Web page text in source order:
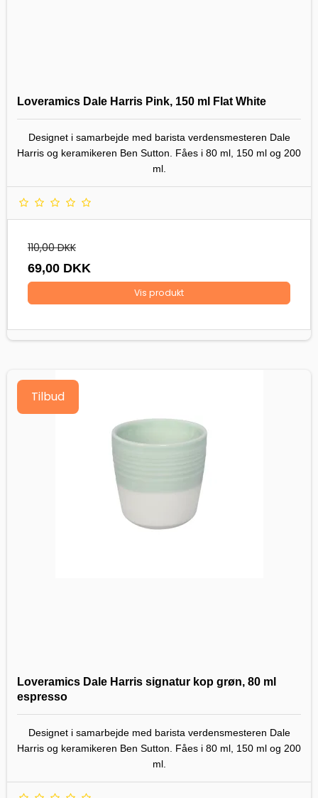
Loveramics Dale Harris Pink, 150 ml Flat White
Designet i samarbejde med barista verdensmesteren Dale
Harris og keramikeren Ben Sutton. Fåes i 80 ml, 150 ml og 200
ml.
110,00 DKK
69,00 DKK
Vis produkt
Tilbud
Loveramics Dale Harris signatur kop grøn, 80 ml
espresso
Designet i samarbejde med barista verdensmesteren Dale
Harris og keramikeren Ben Sutton. Fåes i 80 ml, 150 ml og 200
ml.